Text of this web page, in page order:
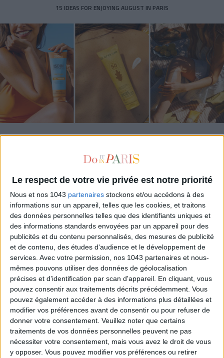
Le respect de votre vie privée est notre priorité
Nous et nos 1043 partenaires stockons et/ou accédons à des
informations sur un appareil, telles que les cookies, et traitons
des données personnelles telles que des identifiants uniques et
des informations standards envoyées par un appareil pour des
publicités et du contenu personnalisés, des mesures de publicité
et de contenu, des études d'audience et le développement de
services. Avec votre permission, nos 1043 partenaires et nous-
mêmes pouvons utiliser des données de géolocalisation
précises et d’identification par scan d'appareil. En cliquant, vous
pouvez consentir aux traitements décrits précédemment. Vous
pouvez également accéder à des informations plus détaillées et
modifier vos préférences avant de consentir ou pour refuser de
donner votre consentement. Veuillez noter que certains
traitements de vos données personnelles peuvent ne pas
nécessiter votre consentement, mais vous avez le droit de vous
y opposer. Vous pouvez modifier vos préférences ou retirer
15 IDEAS FOR ENJOYING AUGUST IN PARIS
SPF 50 SUNSCREENS YOU'LL ACTUALLY WANT TO SLATHER ON
THE BEST HOTELS FOR A SPA AND GASTRONOMY WEEKEND